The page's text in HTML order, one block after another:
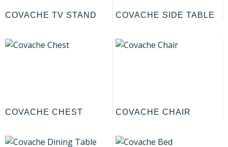
COVACHE TV STAND COVACHE SIDE TABLE
COVACHE CHEST COVACHE CHAIR